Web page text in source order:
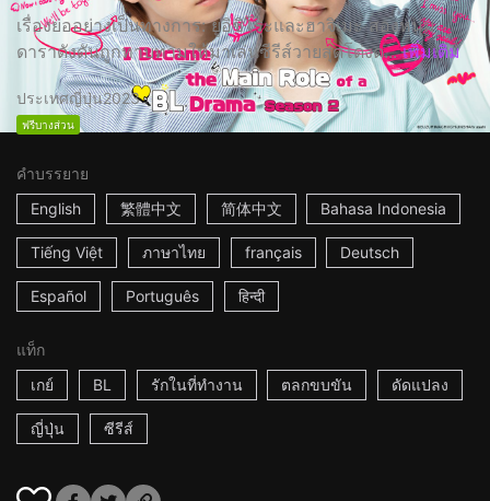
เรื่องย่ออย่างเป็นทางการ: ยูอิชิโระและฮาจิเมะ สองหนุ่ม
ดาราดังดันถูกทาบทามให้มาเล่นซีรีส์วายสุดโด่งด... เพิ่มเติม
ประเทศญี่ปุ่น2023
ฟรีบางส่วน
คำบรรยาย
English
繁體中文 简体中文 Bahasa Indonesia
Tiếng Việt ภาษาไทย français Deutsch
Español Português हिन्दी
แท็ก
เกย์
BL รักในที่ทำงาน ตลกขบขัน ดัดแปลง
ญี่ปุ่น ซีรีส์